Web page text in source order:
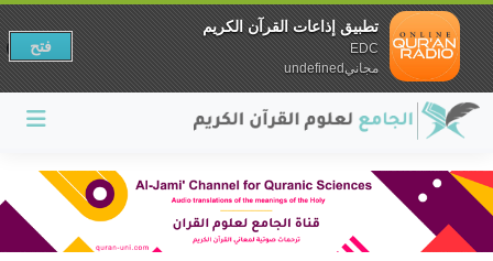
تطبيق إذاعات القرآن الكريم
EDC
مجانيundefined
فتح